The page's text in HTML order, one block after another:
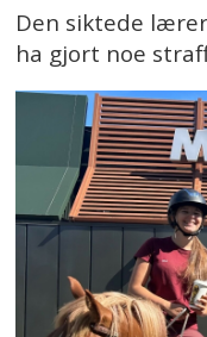
Den siktede
ha gjort noe